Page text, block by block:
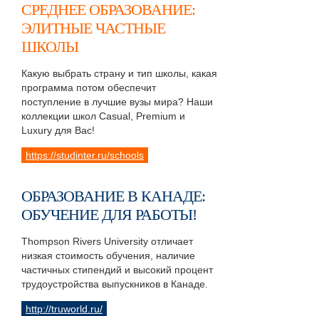
СРЕДНЕЕ ОБРАЗОВАНИЕ:
ЭЛИТНЫЕ ЧАСТНЫЕ
ШКОЛЫ
Какую выбрать страну и тип школы, какая
программа потом обеспечит
поступление в лучшие вузы мира? Наши
коллекции школ Casual, Premium и
Luxury для Вас!
https://studinter.ru/schools
ОБРАЗОВАНИЕ В КАНАДЕ:
ОБУЧЕНИЕ ДЛЯ РАБОТЫ!
Thompson Rivers University отличает
низкая стоимость обучения, наличие
частичных стипендий и высокий процент
трудоустройства выпускников в Канаде.
http://truworld.ru/